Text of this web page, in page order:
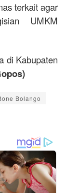
terkait agar
UMKM
di Kabupaten
Bolango